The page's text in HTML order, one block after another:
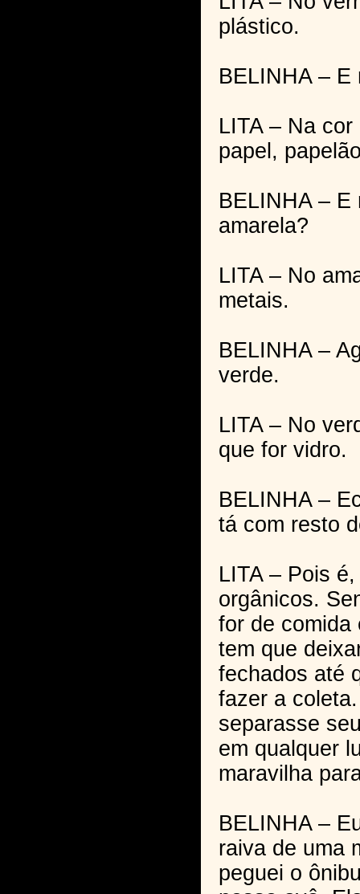
plástico.
BELINHA – E
LITA – Na
papel,
BELINHA – E
amarela?
LITA – No
metais.
BELINHA –
verde.
LITA – No
que for vidro.
BELINHA –
tá com resto
LITA – Pois
orgânicos.
for de comida
tem que
fechados até
fazer a
separasse
em qualquer
maravilha
BELINHA –
raiva de uma
peguei o